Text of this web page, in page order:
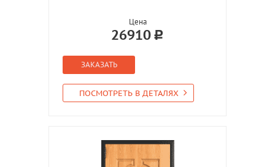
Цена
26910
ЗАКАЗАТЬ
ПОСМОТРЕТЬ В ДЕТАЛЯХ